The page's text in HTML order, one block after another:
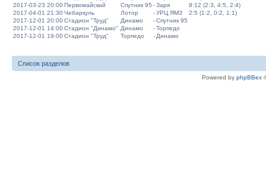
2017-03-23 20:00Первомайский Спутник 95 -Заря
8:12 (2:3, 4:5, 2:4)
2017-04-01 21:30Чебаркуль Лотор -УРЦ ЯМЗ
2:5 (1:2, 0:2, 1:1)
2017-12-01 20:00Стадион "Труд" Динамо -Спутник 95
2017-12-01 14:00Стадион "Динамо" Динамо -Торпедо
2017-12-01 19:00Стадион "Труд" Торпедо - Динамо
Список разделов
Powered by phpBBex